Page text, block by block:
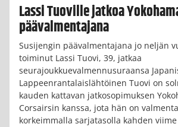
Lassi Tuoville jatkoa
päävalmentajana
Susijengin päävalmentajana jo neljän
toiminut Lassi Tuovi, 39, jatkaa
seurajoukkuevalmennusuraansa
Lappeenrantalaislähtöinen Tuovi on
kauden kattavan jatkosopimuksen
Corsairsin kanssa, jota hän on
korkeimmalla sarjatasolla kahden